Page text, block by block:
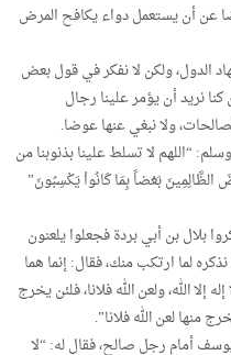
عن أن يستعمل دواء يكافح المرض
الدول، ولكن لا نفكر في قول بعض
نريد أن يؤمر علينا رجال
ولا نبغي عنها عوضا.
“اللهم لا تسلط علينا بذنوبنا من
الظَّالِمِينَ بَعْضاً بِمَا كَانُواْ يَكْسِبُونَ”
بلال بن أبي بردة فجعلوا يلعنون
لما ارتكب منك، فقال: إنما هما
الله، ولعن الله فلانا، فلئن يخرج
منها لعن الله فلانا”.
أمام رجل صالح، فقال له: “لا